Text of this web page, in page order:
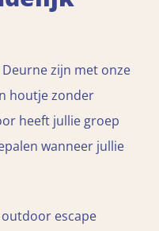
zijn met onze
houtje zonder
heeft jullie groep
wanneer jullie
outdoor escape